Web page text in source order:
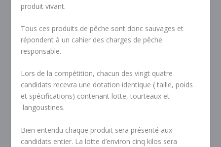
produit vivant.
Tous ces produits de pêche sont donc sauvages et
répondent à un cahier des charges de pêche
responsable.
Lors de la compétition, chacun des vingt quatre
candidats recevra une dotation identique ( taille, poids
et spécifications) contenant lotte, tourteaux et
langoustines.
Bien entendu chaque produit sera présenté aux
candidats entier. La lotte d’environ cinq kilos sera